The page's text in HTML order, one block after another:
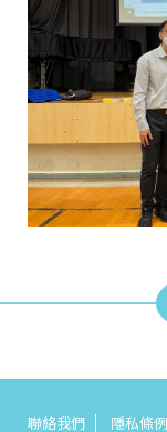
聯絡我們 隱私條例